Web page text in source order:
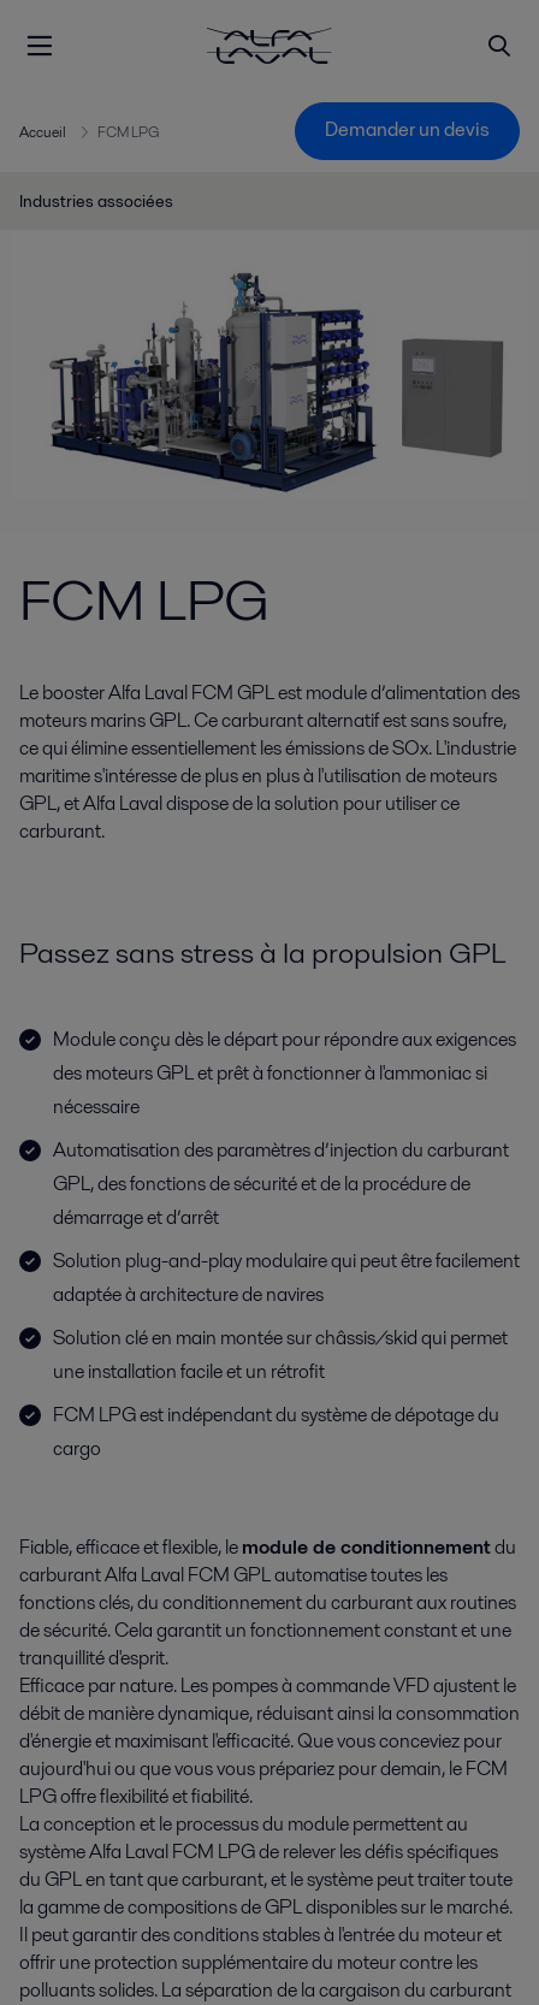
Accueil FCM LPG Demander un devis
Industries associées
FCM LPG
Le booster Alfa Laval FCM GPL est module d’alimentation des
moteurs marins GPL. Ce carburant alternatif est sans soufre,
ce qui élimine essentiellement les émissions de SOx. L'industrie
maritime s'intéresse de plus en plus à l'utilisation de moteurs
GPL, et Alfa Laval dispose de la solution pour utiliser ce
carburant.
Passez sans stress à la propulsion GPL
Module conçu dès le départ pour répondre aux exigences
des moteurs GPL et prêt à fonctionner à l'ammoniac si
nécessaire
Automatisation des paramètres d’injection du carburant
GPL, des fonctions de sécurité et de la procédure de
démarrage et d’arrêt
Solution plug-and-play modulaire qui peut être facilement
adaptée à architecture de navires
Solution clé en main montée sur châssis/skid qui permet
une installation facile et un rétrofit
FCM LPG est indépendant du système de dépotage du
cargo
Fiable, efficace et flexible, lemodule de conditionnementdu
carburant Alfa Laval FCM GPL automatise toutes les
fonctions clés, du conditionnement du carburant aux routines
de sécurité. Cela garantit un fonctionnement constant et une
tranquillité d'esprit.
Efficace par nature. Les pompes à commande VFD ajustent le
débit de manière dynamique, réduisant ainsi la consommation
d'énergie et maximisant l'efficacité. Que vous conceviez pour
aujourd'hui ou que vous vous prépariez pour demain, le FCM
LPG offre flexibilité et fiabilité.
La conception et le processus du module permettent au
système Alfa Laval FCM LPG de relever les défis spécifiques
du GPL en tant que carburant, et le système peut traiter toute
la gamme de compositions de GPL disponibles sur le marché.
Il peut garantir des conditions stables à l'entrée du moteur et
offrir une protection supplémentaire du moteur contre les
polluants solides. La séparation de la cargaison du carburant